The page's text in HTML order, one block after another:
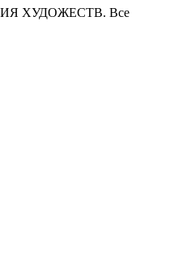
ХУДОЖЕСТВ. Все